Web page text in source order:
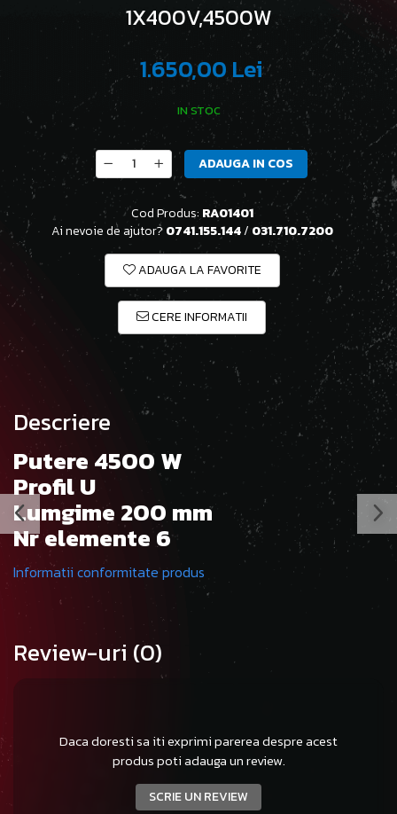
1X400V,4500W
1.650,00 Lei
IN STOC
ADAUGA IN COS
Cod Produs: RA01401
Ai nevoie de ajutor? 0741.155.144/ 031.710.7200
ADAUGA LA FAVORITE
CERE INFORMATII
Descriere
Putere 4500 W
Profil U
Lumgime 200 mm
Nr elemente 6
Informatii conformitate produs
Review-uri (0)
Daca doresti sa iti exprimi parerea despre acest
produs poti adauga un review.
SCRIE UN REVIEW